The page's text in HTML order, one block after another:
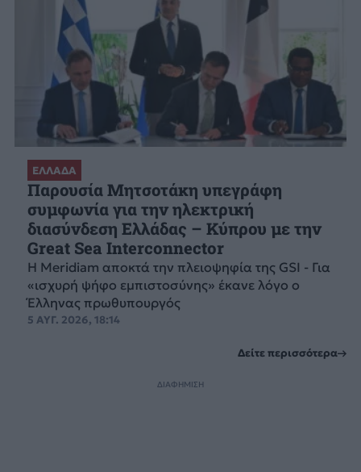
ΕΛΛΑΔΑ
Παρουσία Μητσοτάκη υπεγράφη
συμφωνία για την ηλεκτρική
διασύνδεση Ελλάδας – Κύπρου με την
Great Sea Interconnector
Η Meridiam αποκτά την πλειοψηφία της GSI - Για
«ισχυρή ψήφο εμπιστοσύνης» έκανε λόγο ο
Έλληνας πρωθυπουργός
5 ΑΥΓ. 2026, 18:14
Δείτε περισσότερα
ΔΙΑΦΗΜΙΣΗ